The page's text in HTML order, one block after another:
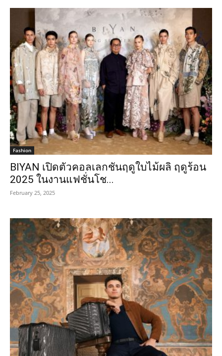
Fashion
BIYAN เปิดตัวคอลเลกชันฤดูใบไม้ผลิ ฤดูร้อน
2025 ในงานแฟชั่นโช...
February 25, 2025